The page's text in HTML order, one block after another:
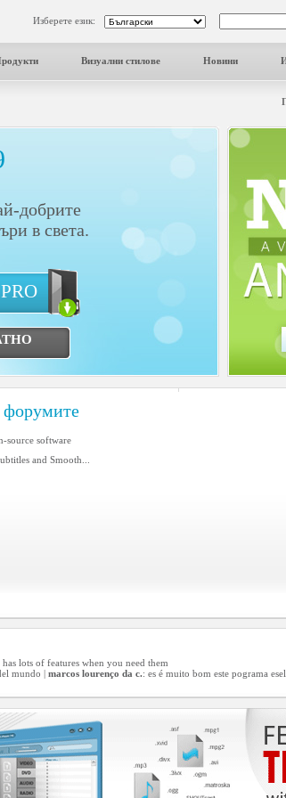
Изберете език:
Визуални стилове Новини
добрите
в света.
source software
and Smooth...
lots of features when you need them
mundo | marcos lourenço da c.: es é muito bom este pograma